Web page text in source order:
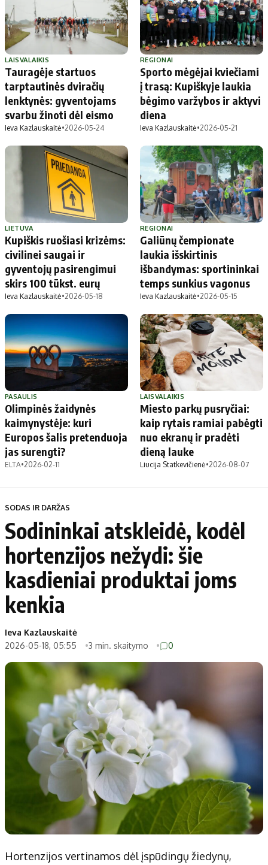
LAISVALAIKIS
Tauragėje startuos
tarptautinės dviračių
lenktynės: gyventojams
svarbu žinoti dėl eismo
Ieva Kazlauskaitė•2026-05-24
REGIONAI
Sporto mėgėjai kviečiami
į trasą: Kupiškyje laukia
bėgimo varžybos ir aktyvi
diena
Ieva Kazlauskaitė•2026-05-21
LIETUVA
Kupiškis ruošiasi krizėms:
civilinei saugai ir
gyventojų pasirengimui
skirs 100 tūkst. eurų
Ieva Kazlauskaitė•2026-05-18
REGIONAI
Galiūnų čempionate
laukia išskirtinis
išbandymas: sportininkai
temps sunkius vagonus
Ieva Kazlauskaitė•2026-05-15
PASAULIS
Olimpinės žaidynės
kaimynystėje: kuri
Europos šalis pretenduoja
jas surengti?
ELTA•2026-02-11
LAISVALAIKIS
Miesto parkų pusryčiai:
kaip rytais ramiai pabėgti
nuo ekranų ir pradėti
dieną lauke
Liucija Statkevičienė•2026-08-07
SODAS IR DARŽAS
Sodininkai atskleidė, kodėl
hortenzijos nežydi: šie
kasdieniai produktai joms
kenkia
Ieva Kazlauskaitė
2026-05-18, 05:55
3 min. skaitymo 0
Hortenzijos vertinamos dėl įspūdingų žiedynų,